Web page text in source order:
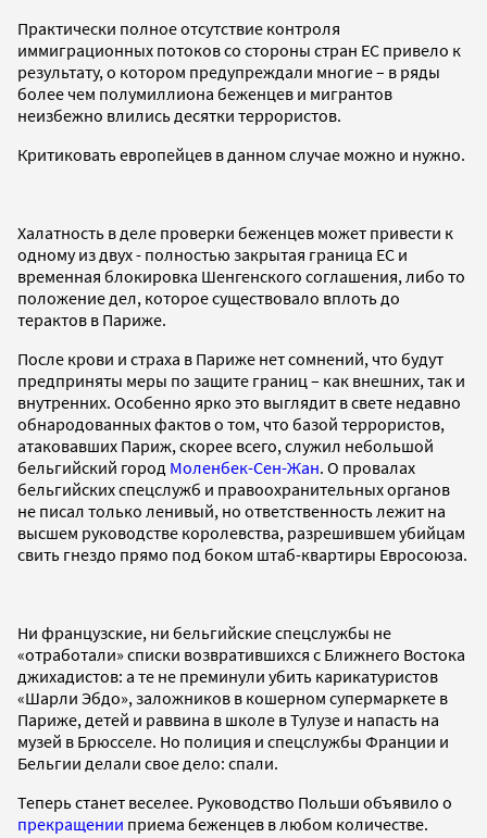
Практически полное отсутствие контроля
иммиграционных потоков со стороны стран ЕС привело к
результату, о котором предупреждали многие – в ряды
более чем полумиллиона беженцев и мигрантов
неизбежно влились десятки террористов.
Критиковать европейцев в данном случае можно и нужно.
Халатность в деле проверки беженцев может привести к
одному из двух - полностью закрытая граница ЕС и
временная блокировка Шенгенского соглашения, либо то
положение дел, которое существовало вплоть до
терактов в Париже.
После крови и страха в Париже нет сомнений, что будут
предприняты меры по защите границ – как внешних, так и
внутренних. Особенно ярко это выглядит в свете недавно
обнародованных фактов о том, что базой террористов,
атаковавших Париж, скорее всего, служил небольшой
бельгийский город Моленбек-Сен-Жан. О провалах
бельгийских спецслужб и правоохранительных органов
не писал только ленивый, но ответственность лежит на
высшем руководстве королевства, разрешившем убийцам
свить гнездо прямо под боком штаб-квартиры Евросоюза.
Ни французские, ни бельгийские спецслужбы не
«отработали» списки возвратившихся с Ближнего Востока
джихадистов: а те не преминули убить карикатуристов
«Шарли Эбдо», заложников в кошерном супермаркете в
Париже, детей и раввина в школе в Тулузе и напасть на
музей в Брюсселе. Но полиция и спецслужбы Франции и
Бельгии делали свое дело: спали.
Теперь станет веселее. Руководство Польши объявило о
прекращении приема беженцев в любом количестве.